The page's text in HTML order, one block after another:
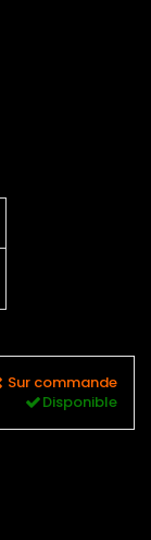
Sur commande
Disponible